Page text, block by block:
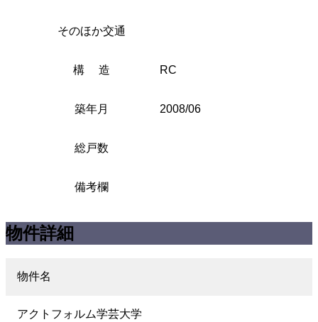
そのほか交通
構 造 RC
築年月 2008/06
総戸数
備考欄
物件詳細
物件名
アクトフォルム学芸大学